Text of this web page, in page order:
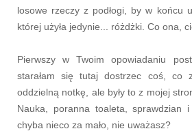
losowe rzeczy z podłogi, by w końcu
której użyła jedynie... różdżki. Co ona,
Pierwszy w Twoim opowiadaniu
starałam się tutaj dostrzec coś, co
oddzielną notkę, ale były to z mojej
Nauka, poranna toaleta, sprawdzian i
chyba nieco za mało, nie uważasz?